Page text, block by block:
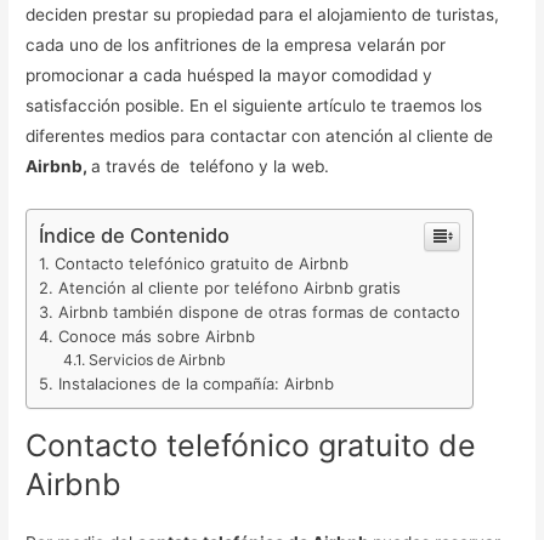
deciden prestar su propiedad para el alojamiento de turistas,
cada uno de los anfitriones de la empresa velarán por
promocionar a cada huésped la mayor comodidad y
satisfacción posible. En el siguiente artículo te traemos los
diferentes medios para contactar con atención al cliente de
Airbnb,a través de teléfono y la web.
Índice de Contenido
Contacto telefónico gratuito de Airbnb
Atención al cliente por teléfono Airbnb gratis
Airbnb también dispone de otras formas de contacto
Conoce más sobre Airbnb
Servicios de Airbnb
Instalaciones de la compañía: Airbnb
Contacto telefónico gratuito de
Airbnb